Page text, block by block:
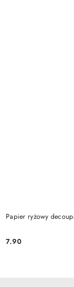
Papier ryżowy
Cena:
7.90